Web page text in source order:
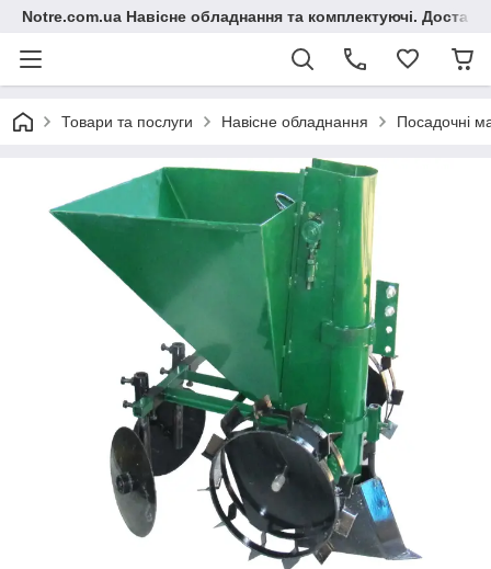
Notre.com.ua Навісне обладнання та комплектуючі.
Товари та послуги Навісне обладнання Посадочні